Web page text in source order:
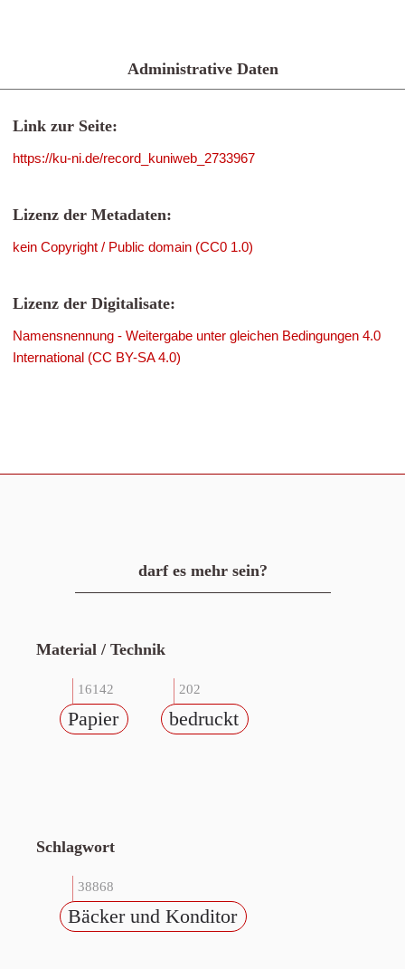
Administrative Daten
Link zur Seite:
https://ku-ni.de/record_kuniweb_2733967
Lizenz der Metadaten:
kein Copyright / Public domain (CC0 1.0)
Lizenz der Digitalisate:
Namensnennung - Weitergabe unter gleichen Bedingungen 4.0
International (CC BY-SA 4.0)
darf es mehr sein?
Material / Technik
16142
Papier
202
bedruckt
Schlagwort
38868
Bäcker und Konditor